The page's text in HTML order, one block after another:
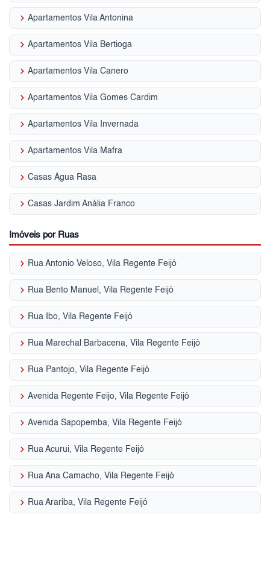
keyboard_arrow_right Apartamentos Vila Antonina
keyboard_arrow_right Apartamentos Vila Bertioga
keyboard_arrow_right Apartamentos Vila Canero
keyboard_arrow_right Apartamentos Vila Gomes Cardim
keyboard_arrow_right Apartamentos Vila Invernada
keyboard_arrow_right Apartamentos Vila Mafra
keyboard_arrow_right Casas Água Rasa
keyboard_arrow_right Casas Jardim Anália Franco
Imóveis por Ruas
keyboard_arrow_right Rua Antonio Veloso, Vila Regente Feijó
keyboard_arrow_right Rua Bento Manuel, Vila Regente Feijó
keyboard_arrow_right Rua Ibo, Vila Regente Feijó
keyboard_arrow_right Rua Marechal Barbacena, Vila Regente Feijó
keyboard_arrow_right Rua Pantojo, Vila Regente Feijó
keyboard_arrow_right Avenida Regente Feijo, Vila Regente Feijó
keyboard_arrow_right Avenida Sapopemba, Vila Regente Feijó
keyboard_arrow_right Rua Acurui, Vila Regente Feijó
keyboard_arrow_right Rua Ana Camacho, Vila Regente Feijó
keyboard_arrow_right Rua Arariba, Vila Regente Feijó